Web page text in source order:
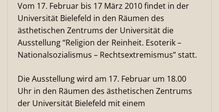
Vom 17. Februar bis 17 März 2010 findet in der
Universität Bielefeld in den Räumen des
ästhetischen Zentrums der Universität die
Ausstellung “Religion der Reinheit. Esoterik –
Nationalsozialismus – Rechtsextremismus” statt.
Die Ausstellung wird am 17. Februar um 18.00
Uhr in den Räumen des ästhetischen Zent­rums
der Universität Bielefeld mit einem